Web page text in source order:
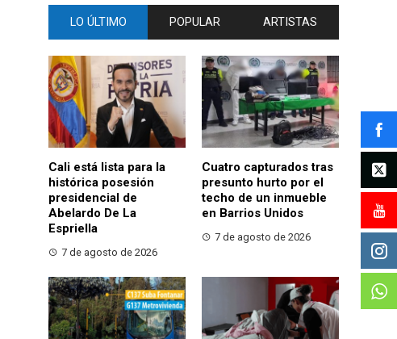
LO ÚLTIMO POPULAR ARTISTAS
Cali está lista para la
histórica posesión
presidencial de
Abelardo De La
Espriella
7 de agosto de 2026
Cuatro capturados tras
presunto hurto por el
techo de un inmueble
en Barrios Unidos
7 de agosto de 2026